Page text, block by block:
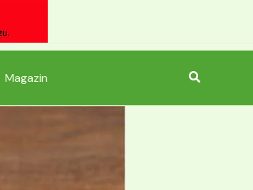
Magazin Suchen